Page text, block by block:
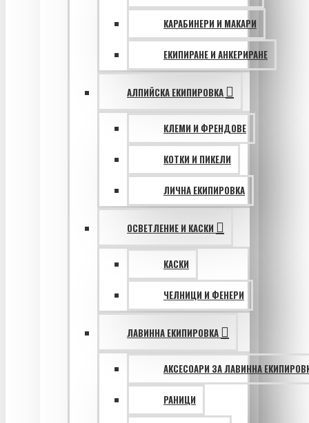
КАРАБИНЕРИ И МАКАРИ
ЕКИПИРАНЕ И АНКЕРИРАНЕ
АЛПИЙСКА ЕКИПИРОВКА
КЛЕМИ И ФРЕНДОВЕ
КОТКИ И ПИКЕЛИ
ЛИЧНА ЕКИПИРОВКА
ОСВЕТЛЕНИЕ И КАСКИ
КАСКИ
ЧЕЛНИЦИ И ФЕНЕРИ
ЛАВИННА ЕКИПИРОВКА
АКСЕСОАРИ ЗА ЛАВИННА
РАНИЦИ